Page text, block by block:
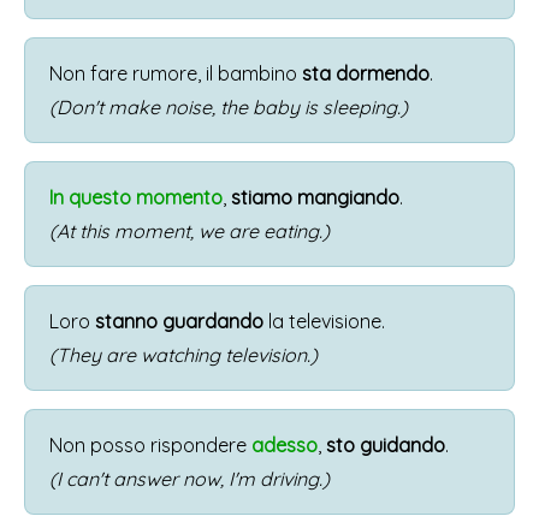
Non fare rumore, il bambino sta dormendo.
(Don't make noise, the baby is sleeping.)
In questo momento, stiamo mangiando.
(At this moment, we are eating.)
Loro stanno guardando la televisione.
(They are watching television.)
Non posso rispondere adesso, sto guidando.
(I can't answer now, I'm driving.)